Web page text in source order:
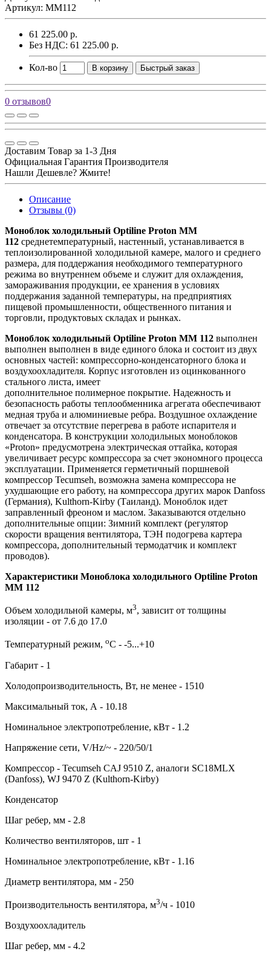
Артикул: MM112
61 225.00 р.
Без НДС: 61 225.00 р.
Кол-во В корзину Быстрый заказ
0 отзывов0
Доставим Товар за 1-3 Дня
Официальная Гарантия Производителя
Нашли Дешевле? Жмите!
Описание
Отзывы (0)
Моноблок холодильный Optiline Proton MM
112 среднетемпературный, настенный, устанавливается в
теплоизолированной холодильной камере, малого и среднего
размера, для поддержания необходимого температурного
режима во внутреннем объеме и служит для охлаждения,
замораживания продукции, ее хранения в условиях
поддержания заданной температуры, на предприятиях
пищевой промышленности, общественного питания и
торговли, продуктовых складах и рынках.
Моноблок холодильный Optiline Proton MM 112 выполнен
выполнен выполнен в виде единого блока и состоит из двух
основных частей: компрессорно-конденсаторного блока и
воздухоохладителя. Корпус изготовлен из оцинкованного
стального листа, имеет
дополнительное полимерное покрытие. Надежность и
безопасность работы теплообменника агрегата обеспечивают
медная труба и алюминиевые ребра. Воздушное охлаждение
отвечает за отсутствие перегрева в работе испарителя и
конденсатора. В конструкции холодильных моноблоков
«Proton» предусмотрена электрическая оттайка, которая
увеличивает ресурс компрессора за счет экономного процесса
эксплуатации. Применяется герметичный поршневой
компрессор Tecumseh, возможна замена компрессора не
ухудшающие его работу, на компрессора других марок Danfoss
(Германия), Kulthorn-Kirby (Таиланд). Моноблок идет
заправленный фреоном и маслом. Заказываются отдельно
дополнительные опции: Зимний комплект (регулятор
скорости вращения вентилятора, ТЭН подогрева картера
компрессора, дополнительный термодатчик и комплект
проводов).
Характеристики Моноблока холодильного Optiline Proton
MM 112
Объем холодильной камеры, м3, зависит от толщины
изоляции - от 7.6 до 17.0
Температурный режим, оС - -5...+10
Габарит - 1
Холодопроизводительность, Вт, не менее - 1510
Максимальный ток, А - 10.18
Номинальное электропотребление, кВт - 1.2
Напряжение сети, V/Hz/~ - 220/50/1
Компрессор - Tecumseh CAJ 9510 Z, аналоги SC18MLX
(Danfoss), WJ 9470 Z (Kulthorn-Kirby)
Конденсатор
Шаг ребер, мм - 2.8
Количество вентиляторов, шт - 1
Номинальное электропотребление, кВт - 1.16
Диаметр вентилятора, мм - 250
Производительность вентилятора, м3/ч - 1010
Воздухоохладитель
Шаг ребер, мм - 4.2